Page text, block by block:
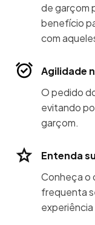
de garçom
benefício
com
Agilidade
O pedido
evitando
garçom.
Entenda
Conheça o
frequenta